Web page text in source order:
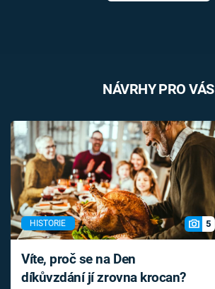
NÁVRHY PRO VÁS
HISTORIE 5
Víte, proč se na Den
díkůvzdání jí zrovna krocan?